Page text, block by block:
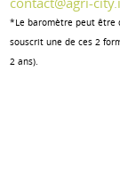
contact@agri-
*Le baromètre peut être
souscrit une de ces 2
2 ans).